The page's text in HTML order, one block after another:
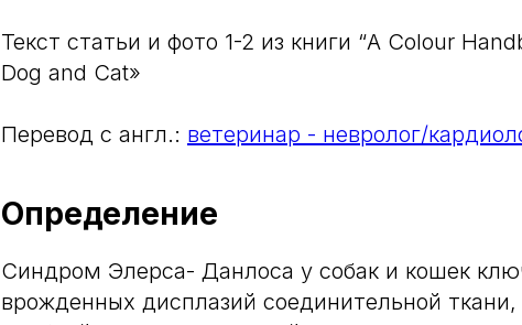
Текст статьи и фото 1-2 из книги “A Colour
Dog and Cat»
Перевод с англ.: ветеринар - невролог/
Определение
Синдром Элерса- Данлоса у собак и кошек
врожденных дисплазий соединительной